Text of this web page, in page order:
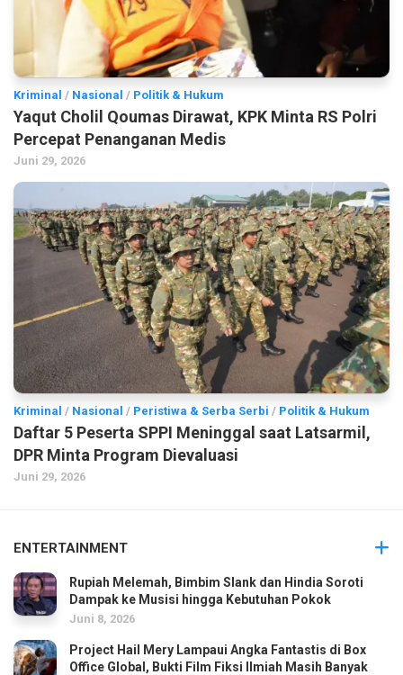
Kriminal / Nasional / Politik & Hukum
Yaqut Cholil Qoumas Dirawat, KPK Minta RS Polri
Percepat Penanganan Medis
Juni 29, 2026
Kriminal / Nasional / Peristiwa & Serba Serbi / Politik & Hukum
Daftar 5 Peserta SPPI Meninggal saat Latsarmil,
DPR Minta Program Dievaluasi
Juni 29, 2026
ENTERTAINMENT
Rupiah Melemah, Bimbim Slank dan Hindia Soroti
Dampak ke Musisi hingga Kebutuhan Pokok
Juni 8, 2026
Project Hail Mery Lampaui Angka Fantastis di Box
Office Global, Bukti Film Fiksi Ilmiah Masih Banyak